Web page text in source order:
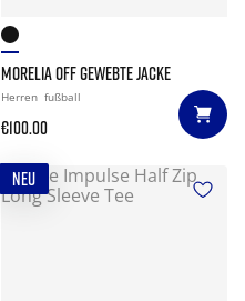
MORELIA OFF GEWEBTE JACKE
Herren fußball
€100.00
NEU